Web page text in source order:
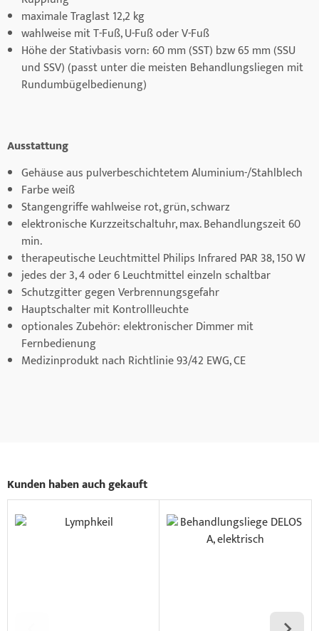
maximale Traglast 12,2 kg
wahlweise mit T-Fuß, U-Fuß oder V-Fuß
Höhe der Stativbasis vorn: 60 mm (SST) bzw 65 mm (SSU
und SSV) (passt unter die meisten Behandlungsliegen mit
Rundumbügelbedienung)
Ausstattung
Gehäuse aus pulverbeschichtetem Aluminium-/Stahlblech
Farbe weiß
Stangengriffe wahlweise rot, grün, schwarz
elektronische Kurzzeitschaltuhr, max. Behandlungszeit 60
min.
therapeutische Leuchtmittel Philips Infrared PAR 38, 150 W
jedes der 3, 4 oder 6 Leuchtmittel einzeln schaltbar
Schutzgitter gegen Verbrennungsgefahr
Hauptschalter mit Kontrollleuchte
optionales Zubehör: elektronischer Dimmer mit
Fernbedienung
Medizinprodukt nach Richtlinie 93/42 EWG, CE
Kunden haben auch gekauft